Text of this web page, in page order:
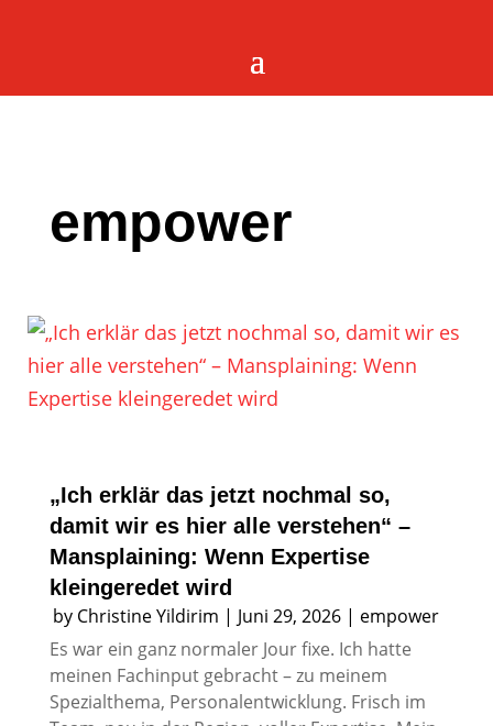
empower
„Ich erklär das jetzt nochmal so,
damit wir es hier alle verstehen“ –
Mansplaining: Wenn Expertise
kleingeredet wird
by Christine Yildirim | Juni 29, 2026 | empower
Es war ein ganz normaler Jour fixe. Ich hatte
meinen Fachinput gebracht – zu meinem
Spezialthema, Personalentwicklung. Frisch im